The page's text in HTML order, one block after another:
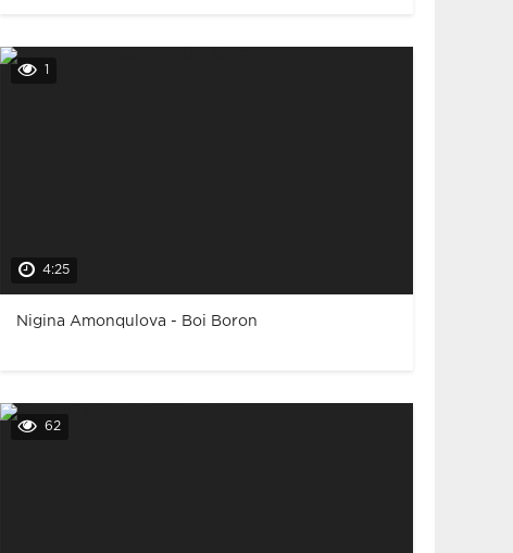
1
4:25
Nigina Amonqulova - Boi Boron
62